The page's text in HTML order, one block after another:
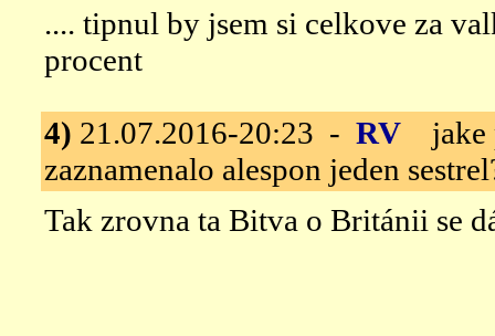
.... tipnul by jsem si celkove za
procent
4) 21.07.2016-20:23 - RV jake
zaznamenalo alespon jeden
Tak zrovna ta Bitva o Británii se